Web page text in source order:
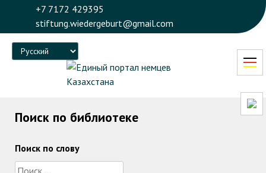
+7 7172 429395
stiftung.wiedergeburt@gmail.com
Language
Поиск по библиотеке
Поиск по слову